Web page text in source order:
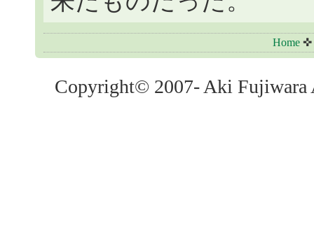
Home ✜
Copyright© 2007- Aki Fujiwara